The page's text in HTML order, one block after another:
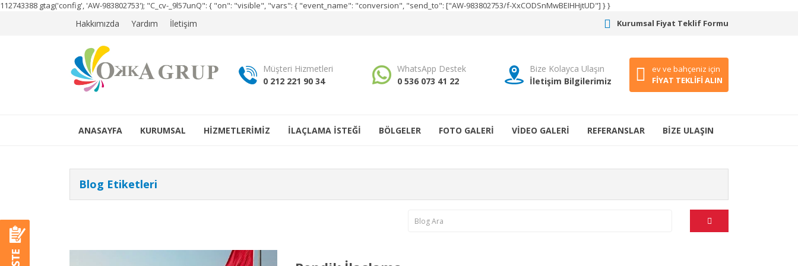
112743388 gtag('config', 'AW-983802753'); "C_cv-_9l57unQ": { "on": "visible", "vars": { "event_name": "conversion", "send_to": ["AW-983802753/f-XxCODSnMwBEIHHjtUD"] } }
Hakkımızda Yardım İletişim Kurumsal Fiyat Teklif Formu
Müşteri Hizmetleri
0 212 221 90 34
WhatsApp Destek
0 536 073 41 22
Bize Kolayca Ulaşın
İletişim Bilgilerimiz
ev ve bahçeniz için
FİYAT TEKLİFİ ALIN
ANASAYFA KURUMSAL HİZMETLERİMİZ İLAÇLAMA İSTEĞİ BÖLGELER FOTO GALERİ VİDEO GALERİ REFERANSLAR BİZE ULAŞIN
Blog Etiketleri